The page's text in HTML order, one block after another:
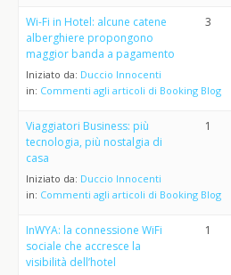
Wi-Fi in Hotel: alcune catene
alberghiere propongono
maggior banda a pagamento
Iniziato da: Duccio Innocenti
in: Commenti agli articoli di Booking Blog
3
Viaggiatori Business: più
tecnologia, più nostalgia di
casa
Iniziato da: Duccio Innocenti
in: Commenti agli articoli di Booking Blog
1
InWYA: la connessione WiFi
sociale che accresce la
visibilità dell’hotel
1